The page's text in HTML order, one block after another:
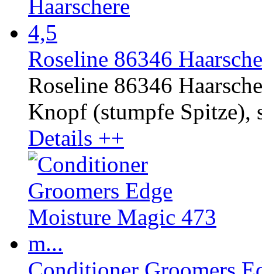
Roseline 86346
Roseline 86346
Knopf (stumpfe Spitze),
Details ++